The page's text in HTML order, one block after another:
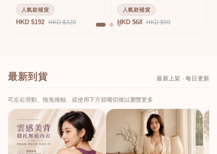
人氣款補貨
HKD $192 HKD $320
人氣款補貨
HKD $68 HKD $90
最新到貨 最新上架 · 每日更新
可左右滑動、拖曳捲軸、或使用下方箭嘴切換以瀏覽更多